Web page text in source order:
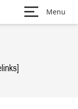
Menu